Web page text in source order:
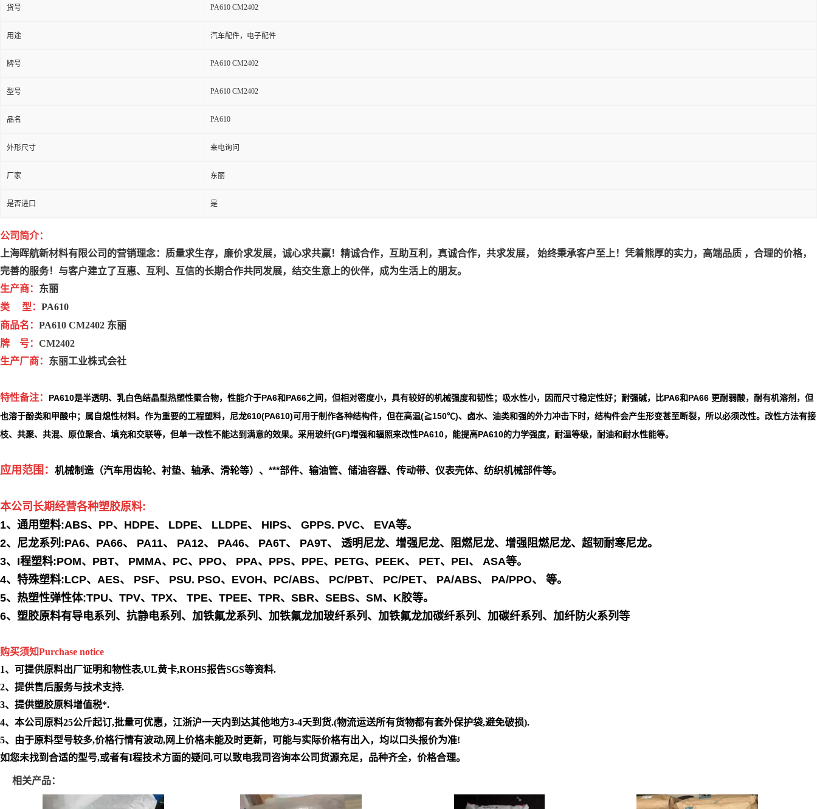
货号 PA610 CM2402
用途 汽车配件，电子配件
牌号 PA610 CM2402
型号 PA610 CM2402
品名 PA610
外形尺寸 来电询问
厂家 东丽
是否进口 是
公司简介：
上海晖航新材料有限公司的营销理念：质量求生存，廉价求发展，诚心求共赢！精诚合作，互助互利，真诚合作，共求发展， 始终秉承客户至上！ 凭着熊厚的实力，高端品质 ，合理的价格，
完善的服务！ 与客户建立了互惠、互利、互信的长期合作共同发展，结交生意上的伙伴，成为生活上的朋友。
生产商： 东丽
类 型： PA610
商品名： PA610 CM2402 东丽
牌 号： CM2402
生产厂商： 东丽工业株式会社
特性备注： PA610是半透明、乳白色结晶型热塑性聚合物，性能介于PA6和PA66之间，但相对密度小，具有较好的机械强度和韧性；吸水性小，因而尺寸稳定性好；耐强碱，比PA6和PA66 更耐弱酸，耐有机溶剂，但
也溶于酚类和甲酸中；属自熄性材料。作为重要的工程塑料，尼龙610(PA610)可用于制作各种结构件，但在高温(≧150℃)、卤水、油类和强的外力冲击下时，结构件会产生形变甚至断裂，所以必须改性。改性方法有接
枝、共聚、共混、原位聚合、填充和交联等，但单一改性不能达到满意的效果。采用玻纤(GF)增强和辐照来改性PA610，能提高PA610的力学强度，耐温等级，耐油和耐水性能等。
应用范围： 机械制造（汽车用齿轮、衬垫、轴承、滑轮等）、***部件、输油管、储油容器、传动带、仪表壳体、纺织机械部件等。
本公司长期经营各种塑胶原料:
1、通用塑料:ABS、PP、HDPE、 LDPE、 LLDPE、 HIPS、 GPPS. PVC、 EVA等。
2、尼龙系列:PA6、PA66、 PA11、 PA12、 PA46、 PA6T、 PA9T、 透明尼龙、增强尼龙、阻燃尼龙、增强阻燃尼龙、超韧耐寒尼龙。
3、I程塑料:POM、PBT、 PMMA、PC、PPO、 PPA、PPS、PPE、PETG、PEEK、 PET、PEI、 ASA等。
4、特殊塑料:LCP、AES、 PSF、 PSU. PSO、EVOH、PC/ABS、 PC/PBT、 PC/PET、 PA/ABS、 PA/PPO、 等。
5、热塑性弹性体:TPU、TPV、TPX、 TPE、TPEE、TPR、SBR、SEBS、SM、K胶等。
6、塑胶原料有导电系列、抗静电系列、加铁氟龙系列、加铁氟龙加玻纤系列、加铁氟龙加碳纤系列、加碳纤系列、加纤防火系列等
购买须知Purchase notice
1、可提供原料出厂证明和物性表,UL黄卡,ROHS报告SGS等资料.
2、提供售后服务与技术支持.
3、提供塑胶原料增值税*.
4、本公司原料25公斤起订,批量可优惠，江浙沪一天内到达其他地方3-4天到货.(物流运送所有货物都有套外保护袋,避免破损).
5、由于原料型号较多,价格行情有波动,网上价格未能及时更新，可能与实际价格有出入，均以口头报价为准!
如您未找到合适的型号,或者有I程技术方面的疑问,可以致电我司咨询本公司货源充足，品种齐全，价格合理。
相关产品：